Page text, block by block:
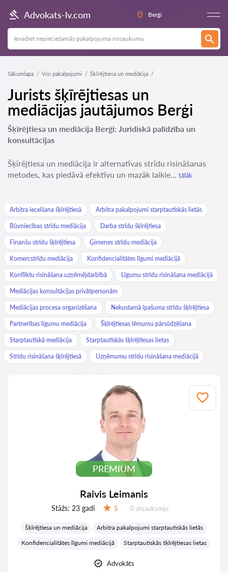
Advokats-lv.com Berģi
Sākumlapa Visi pakalpojumi Šķīrējtiesa un mediācija
Jurists šķīrējtiesas un
mediācijas jautājumos Berģi
Šķīrējtiesa un mediācija Berģi: Juridiskā palīdzība un
konsultācijas
Šķīrējtiesa un mediācija ir alternatīvas strīdu risināšanas
metodes, kas piedāvā efektīvu un mazāk laikie... tālāk
Arbitra iecelšana šķīrējtiesā Arbitra pakalpojumi starptautiskās lietās
Būvniecības strīdu mediācija Darba strīdu šķīrējtiesa
Finanšu strīdu šķīrējtiesa Ģimenes strīdu mediācija
Komercstrīdu mediācija Konfidencialitātes līgumi mediācijā
Konfliktu risināšana uzņēmējdarbībā Līgumu strīdu risināšana mediācijā
Mediācijas konsultācijas privātpersonām
Mediācijas procesa organizēšana Nekustamā īpašuma strīdu šķīrējtiesa
Partnerības līgumu mediācija Šķīrējtiesas lēmumu pārsūdzēšana
Starptautiskā mediācija Starptautiskās šķīrējtiesas lietas
Strīdu risināšana šķīrējtiesā Uzņēmumu strīdu risināšana mediācijā
PREMIUM
Raivis Leimanis
Stāžs: 23 gadi 5 Atsauksmes:
0 atsauksmju
Šķīrējtiesa un mediācija
Arbitra pakalpojumi starptautiskās lietās
Konfidencialitātes līgumi mediācijā
Starptautiskās šķīrējtiesas lietas
Advokāts